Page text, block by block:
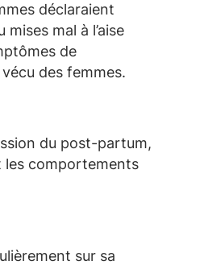
déclaraient
mal à l’aise
de
des femmes.
du post-partum,
les comportements
sur sa